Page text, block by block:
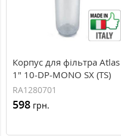
Корпус для фільтра Atlas
1" 10-DP-MONO SX (TS)
RA1280701
598 грн.